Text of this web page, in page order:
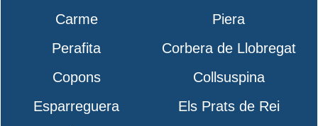
Carme
Piera
Perafita
Corbera de Llobregat
Copons
Collsuspina
Esparreguera
Els Prats de Rei